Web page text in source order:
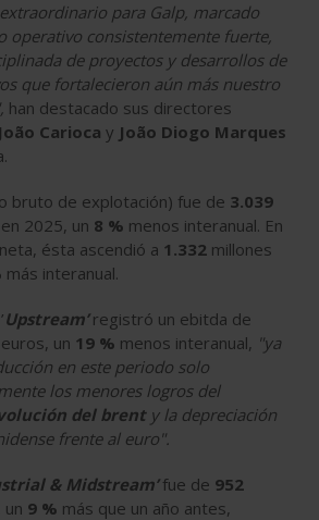
para Galp, marcado
operativo consistentemente fuerte,
de proyectos y desarrollos de
que fortalecieron aún más nuestro
han destacado sus directores
Carioca y João Diogo Marques
bruto de explotación) fue de 3.039
2025, un 8 % menos interanual. En
ésta ascendió a 1.332 millones
más interanual.
Upstream’registró un ebitda de
un 19 % menos interanual, "ya
en este periodo solo
los menores logros del
del brent y la depreciación
frente al euro".
& Midstream’fue de 952
9 % más que un año antes,